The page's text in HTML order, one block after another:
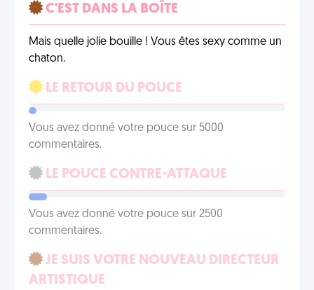
C'EST DANS LA BOÎTE
Mais quelle jolie bouille ! Vous êtes sexy comme un
chaton.
LE RETOUR DU POUCE
Vous avez donné votre pouce sur 5000
commentaires.
LE POUCE CONTRE-ATTAQUE
Vous avez donné votre pouce sur 2500
commentaires.
JE SUIS VOTRE NOUVEAU DIRECTEUR
ARTISTIQUE